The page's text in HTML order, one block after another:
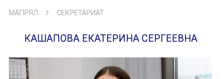
Президиум
Ревизионная комиссия
МАПРЯЛ СЕКРЕТАРИАТ
КАШАПОВА ЕКАТЕРИНА СЕРГЕЕВНА